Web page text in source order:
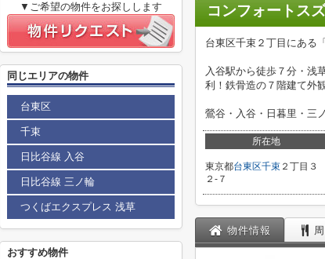
コンフォートス
台東区千束２丁目にある
入谷駅から徒歩７分・浅
利！鉄骨造の７階建て外
鶯谷・入谷・日暮里・三
所在地
東京都台東区千束 ２丁目３
２-７
物件情報
▼ご希望の物件をお探しします
同じエリアの物件
台東区
千束
日比谷線 入谷
日比谷線 三ノ輪
つくばエクスプレス 浅草
おすすめ物件